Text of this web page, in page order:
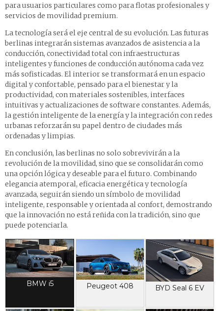
para usuarios particulares como para flotas profesionales y
servicios de movilidad premium.
La tecnología será el eje central de su evolución. Las futuras
berlinas integrarán sistemas avanzados de asistencia a la
conducción, conectividad total con infraestructuras
inteligentes y funciones de conducción autónoma cada vez
más sofisticadas. El interior se transformará en un espacio
digital y confortable, pensado para el bienestar y la
productividad, con materiales sostenibles, interfaces
intuitivas y actualizaciones de software constantes. Además,
la gestión inteligente de la energía y la integración con redes
urbanas reforzarán su papel dentro de ciudades más
ordenadas y limpias.
En conclusión, las berlinas no solo sobrevivirán a la
revolución de la movilidad, sino que se consolidarán como
una opción lógica y deseable para el futuro. Combinando
elegancia atemporal, eficacia energética y tecnología
avanzada, seguirán siendo un símbolo de movilidad
inteligente, responsable y orientada al confort, demostrando
que la innovación no está reñida con la tradición, sino que
puede potenciarla.
BMW i5 Peugeot 408 BYD Seal 6 EV